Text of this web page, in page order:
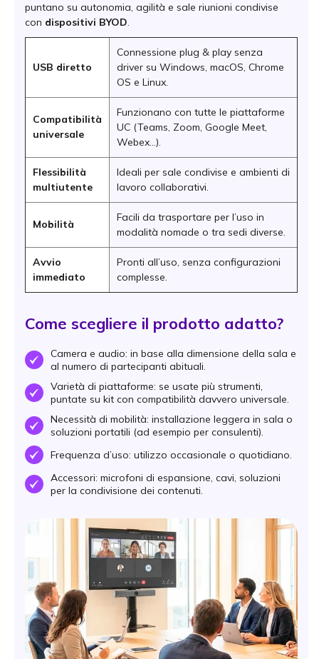
puntano su autonomia, agilità e sale riunioni condivise
con dispositivi BYOD.
USB diretto
Connessione plug & play senza
driver su Windows, macOS, Chrome
OS e Linux.
Compatibilità
universale
Funzionano con tutte le piattaforme
UC (Teams, Zoom, Google Meet,
Webex…).
Flessibilità
multiutente
Ideali per sale condivise e ambienti di
lavoro collaborativi.
Mobilità
Facili da trasportare per l’uso in
modalità nomade o tra sedi diverse.
Avvio
immediato
Pronti all’uso, senza configurazioni
complesse.
Come scegliere il prodotto adatto?
OKCamera e audio: in base alla dimensione della sala e
al numero di partecipanti abituali.
OKVarietà di piattaforme: se usate più strumenti,
puntate su kit con compatibilità davvero universale.
OKNecessità di mobilità: installazione leggera in sala o
soluzioni portatili (ad esempio per consulenti).
OKFrequenza d’uso: utilizzo occasionale o quotidiano.
OKAccessori: microfoni di espansione, cavi, soluzioni
per la condivisione dei contenuti.